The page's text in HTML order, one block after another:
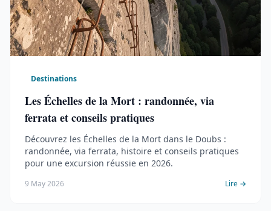
Destinations
Les Échelles de la Mort : randonnée, via
ferrata et conseils pratiques
Découvrez les Échelles de la Mort dans le Doubs :
randonnée, via ferrata, histoire et conseils pratiques
pour une excursion réussie en 2026.
9 May 2026 Lire →